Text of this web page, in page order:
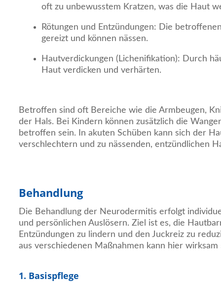
oft zu unbewusstem Kratzen, was die Haut
Rötungen und Entzündungen: Die
gereizt und können nässen.
Hautverdickungen (Lichenifikation): Durch
Haut verdicken und verhärten.
Betroffen sind oft Bereiche wie die Armbeugen,
der Hals. Bei Kindern können zusätzlich die
betroffen sein. In akuten Schüben kann sich der
verschlechtern und zu nässenden, entzündlichen
Behandlung
Die Behandlung der Neurodermitis erfolgt
und persönlichen Auslösern. Ziel ist es, die
Entzündungen zu lindern und den Juckreiz zu
aus verschiedenen Maßnahmen kann hier wirksam
1. Basispflege